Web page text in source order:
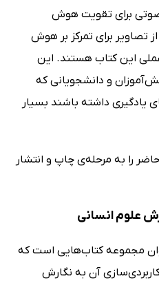
برای تقویت هوش
تصاویر برای تمرکز بر هوش
این کتاب هستند. این
و دانشجویانی که
یادگیری داشته‌ باشند بسیار
را به مرحله‌ی چاپ و انتشار
علوم‌ انسانی
مجموعه کتاب‌هایی است که
آن به نگارش